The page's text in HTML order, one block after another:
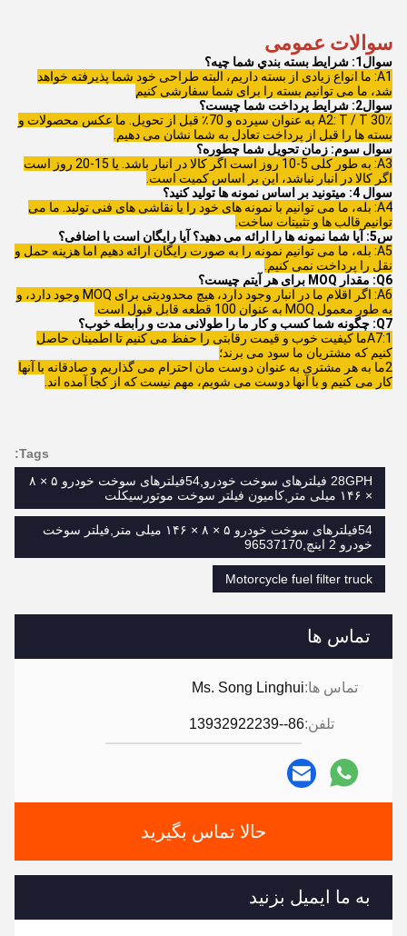
تماس ها
تماس ها:Ms. Song Linghui
تلفن:86--13932922239
حالا تماس بگیرید
به ما ایمیل بزنید
سوالات عمومی
سوال1: شرايط بسته بندي شما چيه؟
A1: ما انواع زیادی از بسته داریم، البته طراحی خود شما پذیرفته خواهد
شد، ما می توانیم بسته را برای شما سفارشی کنیم
سوال2: شرایط پرداخت شما چیست؟
A2: T / T 30٪ به عنوان سپرده و 70٪ قبل از تحویل. ما عکس محصولات و
بسته ها را قبل از پرداخت تعادل به شما نشان می دهیم.
سوال سوم: زمان تحویل شما چطوره؟
A3: به طور کلی 5-10 روز است اگر کالا در انبار باشد. یا 15-20 روز است
اگر کالا در انبار نباشد، این بر اساس کمیت است.
سوال 4: میتونید بر اساس نمونه ها تولید کنید؟
A4: بله، ما می توانیم با نمونه های خود را یا نقاشی های فنی تولید. ما می
توانیم قالب ها و تثبیتات ساخت.
س5: آیا شما نمونه ها را ارائه می دهید؟ آیا رایگان است یا اضافی؟
A5: بله، ما می توانیم نمونه را به صورت رایگان ارائه دهیم اما هزینه حمل و
نقل را پرداخت نمی کنیم.
Q6: مقدار MOQ برای هر آیتم چیست؟
A6: اگر اقلام ما در انبار وجود دارد، هیچ محدودیتی برای MOQ وجود دارد، و
به طور معمول MOQ به عنوان 100 قطعه قابل قبول است.
Q7: چگونه شما کسب و کار ما را طولانی مدت و رابطه خوب؟
A7:1ما کیفیت خوب و قیمت رقابتی را حفظ می کنیم تا اطمینان حاصل
کنیم که مشتریان ما سود می برند؛
2ما به هر مشتری به عنوان دوست مان احترام می گذاریم و صادقانه با آنها
کار می کنیم و با آنها دوست می شویم، مهم نیست که از کجا آمده اند.
Tags:
28GPH فیلترهای سوخت خودرو,54فیلترهای سوخت خودرو ۵ × ۸
× ۱۴۶ میلی متر,کامیون فیلتر سوخت موتورسیکلت
54فیلترهای سوخت خودرو ۵ × ۸ × ۱۴۶ میلی متر,فیلتر سوخت
خودرو 2 اینچ,96537170
Motorcycle fuel filter truck